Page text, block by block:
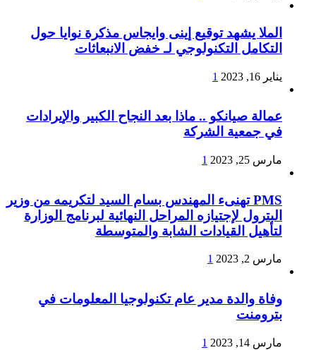
الملا يشهد توقيع إينى وايجاس مذكرة نوايا حول
التكامل التكنولوجي لـ خفض الانبعاثات
يناير 16, 2023 1
عمالة صيانكو .. ماذا بعد النجاح الكبير والإيرادات
في جمعية الشركة
مارس 25, 2023 1
PMS تهنىء المهندس بسام السيد لتكريمه من وزير
البترول لإجتيازه المراحل النهائية لبرنامج الوزارة
لتأهيل القيادات الشابة والمتوسطة
مارس 2, 2023 1
وفاة والدة مدير عام تكنولوجيا المعلومات في
بترومنت
مارس 14, 2023 1